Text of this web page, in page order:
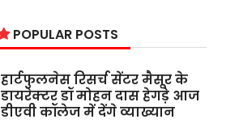
POPULAR POSTS
हार्टफुलनेस रिसर्च सेंटर मैसूर के
डायरेक्टर डॉ मोहन दास हेगड़े आज
डीएवी कॉलेज में देंगे व्याख्यान